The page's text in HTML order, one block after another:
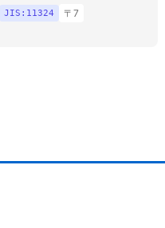
JIS: 11324 〒7